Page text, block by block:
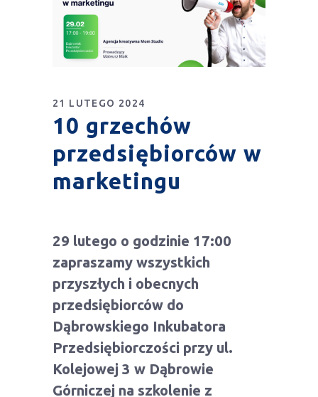
21 LUTEGO 2024
10 grzechów
przedsiębiorców w
marketingu
29 lutego o godzinie 17:00
zapraszamy wszystkich
przyszłych i obecnych
przedsiębiorców do
Dąbrowskiego Inkubatora
Przedsiębiorczości przy ul.
Kolejowej 3 w Dąbrowie
Górniczej na szkolenie z